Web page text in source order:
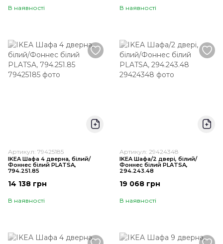
В наявності В наявності
Артикул: 79425185
IKEA Шафа 4 дверна, білий/
Фоннес білий PLATSA,
794.251.85
14 138 грн
В наявності
Артикул: 29424348
IKEA Шафа/2 двері, білий/
Фоннес білий PLATSA,
294.243.48
19 068 грн
В наявності